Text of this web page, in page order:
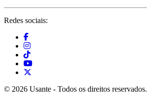
Redes sociais:
© 2026 Usante - Todos os direitos reservados.